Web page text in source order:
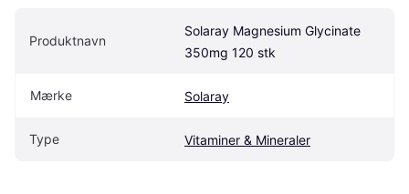
Produktnavn
Solaray Magnesium Glycinate
350mg 120 stk
Mærke Solaray
Type Vitaminer & Mineraler